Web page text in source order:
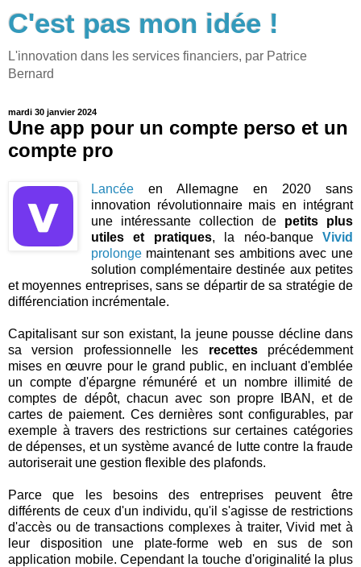
C'est pas mon idée !
L'innovation dans les services financiers, par Patrice
Bernard
mardi 30 janvier 2024
Une app pour un compte perso et un
compte pro
Lancéeen Allemagne en 2020 sans
innovation révolutionnaire mais en intégrant
une intéressante collection de petits plus
utiles et pratiques, la néo-banqueVivid
prolongemaintenant ses ambitions avec une
solution complémentaire destinée aux petites
et moyennes entreprises, sans se départir de sa stratégie de
différenciation incrémentale.
Capitalisant sur son existant, la jeune pousse décline dans
sa version professionnelle les recettesprécédemment
mises en œuvre pour le grand public, en incluant d'emblée
un compte d'épargne rémunéré et un nombre illimité de
comptes de dépôt, chacun avec son propre IBAN, et de
cartes de paiement. Ces dernières sont configurables, par
exemple à travers des restrictions sur certaines catégories
de dépenses, et un système avancé de lutte contre la fraude
autoriserait une gestion flexible des plafonds.
Parce que les besoins des entreprises peuvent être
différents de ceux d'un individu, qu'il s'agisse de restrictions
d'accès ou de transactions complexes à traiter, Vivid met à
leur disposition une plate-forme web en sus de son
application mobile. Cependant la touche d'originalité la plus